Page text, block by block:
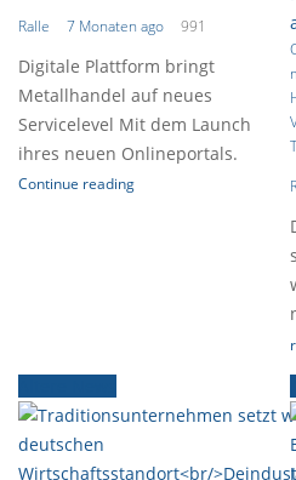
Ralle
7 Monaten ago 991
Digitale Plattform bringt
Metallhandel auf neues
Servicelevel Mit dem Launch
ihres neuen Onlineportals.
Continue reading